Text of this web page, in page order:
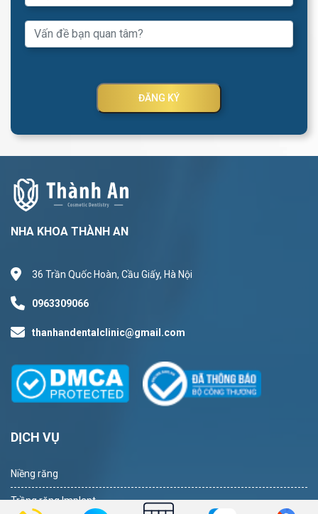
ĐĂNG KÝ
NHA KHOA THÀNH AN
36 Trần Quốc Hoàn, Cầu Giấy, Hà Nội
0963309066
thanhandentalclinic@gmail.com
DỊCH VỤ
Niềng răng
Trồng răng Implant